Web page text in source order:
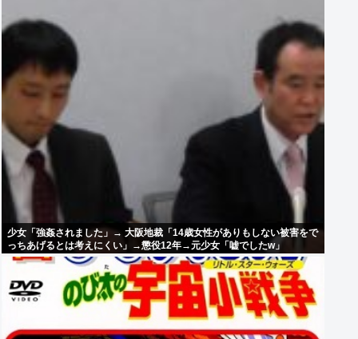
少女「強姦されました」→ 大阪地裁「14歳女性がありもしない被害をで
っちあげるとは考えにくい」→懲役12年→元少女「嘘でしたw」